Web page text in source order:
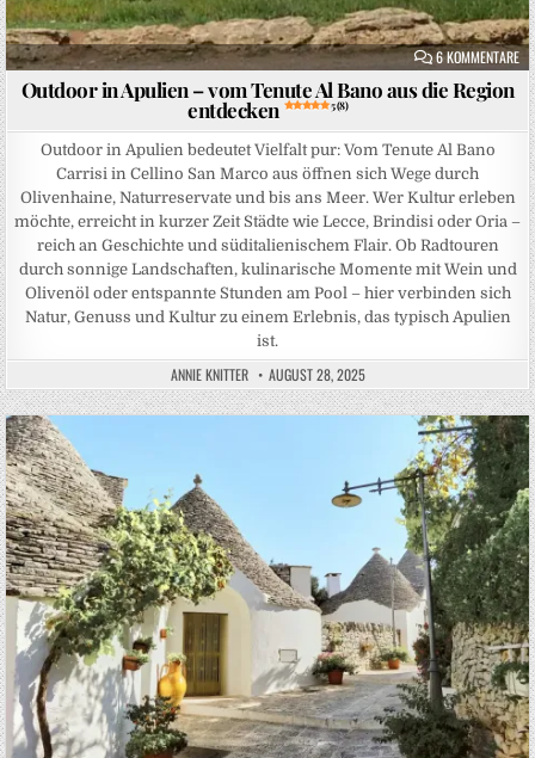
6 KOMMENTAREZU
Outdoor in Apulien – vom Tenute Al Bano aus die Region
entdecken 5 (8)
Outdoor in Apulien bedeutet Vielfalt pur: Vom Tenute Al Bano
Carrisi in Cellino San Marco aus öffnen sich Wege durch
Olivenhaine, Naturreservate und bis ans Meer. Wer Kultur erleben
möchte, erreicht in kurzer Zeit Städte wie Lecce, Brindisi oder Oria –
reich an Geschichte und süditalienischem Flair. Ob Radtouren
durch sonnige Landschaften, kulinarische Momente mit Wein und
Olivenöl oder entspannte Stunden am Pool – hier verbinden sich
Natur, Genuss und Kultur zu einem Erlebnis, das typisch Apulien
ist.
ANNIE KNITTER AUGUST 28, 2025
Posted in